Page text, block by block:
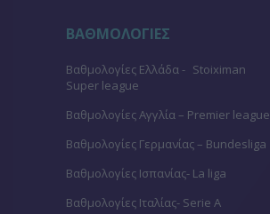
ΒΑΘΜΟΛΟΓΙΕΣ
Βαθμολογίες Ελλάδα - Stoiximan
Super league
Βαθμολογίες Aγγλία – Premier league
Βαθμολογίες Γερμανίας – Bundesliga
Βαθμολογίες Ισπανίας- La liga
Βαθμολογίες Ιταλίας- Serie A